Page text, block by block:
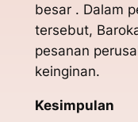
besar . Dalam
tersebut,
pesanan
keinginan.